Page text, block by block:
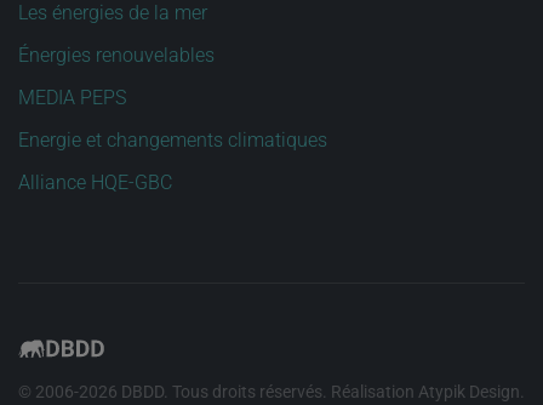
Les énergies de la mer
Énergies renouvelables
MEDIA PEPS
Energie et changements climatiques
Alliance HQE-GBC
© 2006-2026 DBDD. Tous droits réservés. Réalisation Atypik Design